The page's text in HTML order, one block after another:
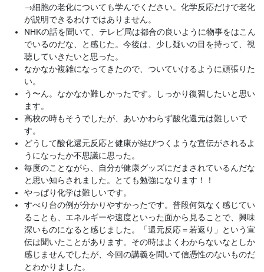
→細胞の老化についても学んでください。化学反応だけで老化
が説明できるわけではありません。
NHKの話を聞いて、テレビ局は都合の良いように物事をはこん
でいるのだな、と感じた。今後は、少し疑いの目を持って、視
聴していきたいと思った。
なかなか複雑になってきたので、ついていけるように頑張りた
い。
う〜ん。なかなか難しかったです。しっかり復習したいと思い
ます。
高校の時もそうでしたが、あいかわらず酸化還元は難しいで
す。
どうして酸化還元反応と健康が結びつくような宣伝がされるよ
うになったか不思議に思った。
毎度のことながら、自分が健康グッズにだまされているんだな
と思い知らされました。とても勉強になります！！
やっぱり化学は難しいです。
すべり台の例が分かりやすかったです。普段何気なく感じてい
ることも、エネルギーや速度といった面から見ることで、興味
深いものになると感じました。「還元反応＝若返り」という宣
伝は聞いたことがあります。その時はよくわからないなとしか
感じませんでしたが、今回の講義を聞いて信憑性のないものだ
とわかりました。